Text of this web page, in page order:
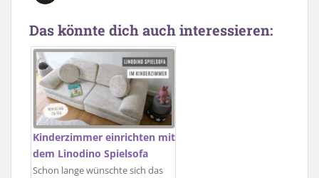
Das könnte dich auch interessieren:
Kinderzimmer einrichten mit
dem Linodino Spielsofa
Schon lange wünschte sich das